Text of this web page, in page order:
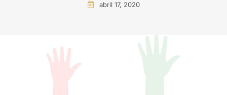
abril 17, 2020